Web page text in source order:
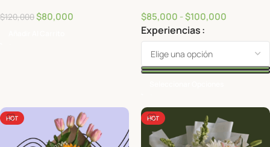
$120,000$80,000
$85,000 -$100,000
Experiencias
HOT HOT